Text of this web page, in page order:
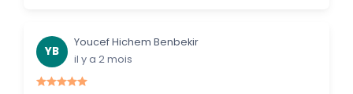
YB
Youcef Hichem Benbekir
il y a 2 mois